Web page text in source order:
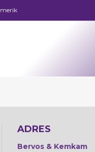
ADRES
Bervos & Kemkam